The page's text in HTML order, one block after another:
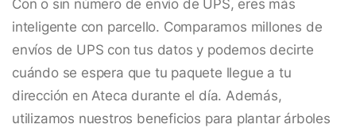
Con o sin número de envío de UPS, eres más
inteligente con parcello. Comparamos millones de
envíos de UPS con tus datos y podemos decirte
cuándo se espera que tu paquete llegue a tu
dirección en Ateca durante el día. Además,
utilizamos nuestros beneficios para plantar árboles